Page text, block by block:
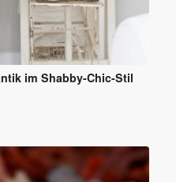
im Shabby-Chic-Stil